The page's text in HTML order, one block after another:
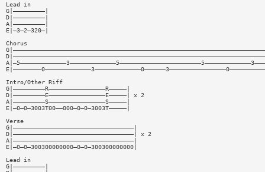
Lead in
G|—————————|
D|—————————|
A|—————————|
E|—3—2—320—|
Chorus
Intro/Other Riff
G|—————————R————————————————R—————|
D|—————————E————————————————E—————| x 2
A|—————————S————————————————S—————|
E|—0—0—3003T00——000—0—0—3003T—————|
Verse
G|——————————————————————————————————|
D|——————————————————————————————————| x 2
A|——————————————————————————————————|
E|—0—0—300300000000—0—0—300300000000|
Lead in
G|—————————|